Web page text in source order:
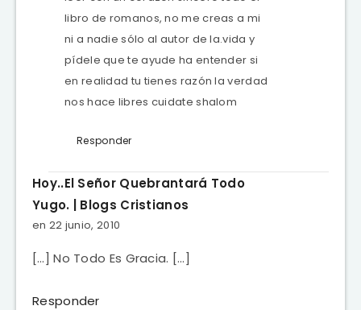
libro de romanos, no me creas a mi
ni a nadie sólo al autor de la.vida y
pídele que te ayude ha entender si
en realidad tu tienes razón la verdad
nos hace libres cuidate shalom
Responder
Hoy..El Señor Quebrantará Todo
Yugo. | Blogs Cristianos
en 22 junio, 2010
[…] No Todo Es Gracia. […]
Responder